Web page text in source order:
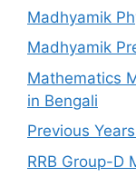
Madhyamik
Madhyamik
Mathematics
in Bengali
Previous
RRB Group-D